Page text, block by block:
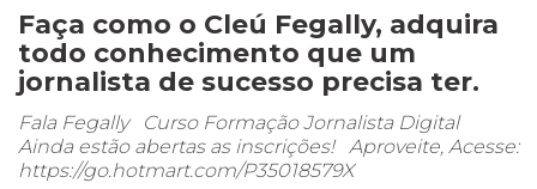
Faça como o Cleú Fegally, adquira
todo conhecimento que um
jornalista de sucesso precisa ter.
Fala Fegally Curso Formação Jornalista Digital
Ainda estão abertas as inscrições! Aproveite, Acesse:
https://go.hotmart.com/P35018579X